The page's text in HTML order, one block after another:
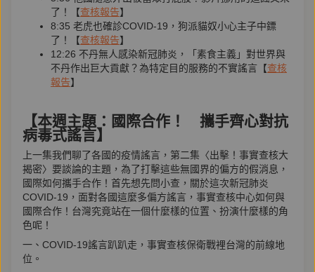
了！【查核報告】
8:35 老虎也確診COVID-19，狗派貓奴小心主子中鏢
了！【查核報告】
12:26 不丹無人感染新冠肺炎，「素食主義」對世界與
不丹作出巨大貢獻？為特定目的服務的不實謠言【查核
報告】
【本週主題：國際合作！ 攜手齊心對抗
病毒式謠言】
上一集我們聊了各國的疫情謠言，第二集〈出擊！事實查核大
揭密〉要談論的主題，為了打擊這些無國界的偏方的假消息，
國際如何攜手合作！首先想先問小查，關於這次新冠肺炎
COVID-19，面對各國這麼多偏方謠言，事實查核中心如何與
國際合作！台灣究竟站在一個什麼樣的位置、扮演什麼樣的角
色呢！
一、COVID-19謠言趴趴走，事實查核保衛戰裡台灣的前線地
位。